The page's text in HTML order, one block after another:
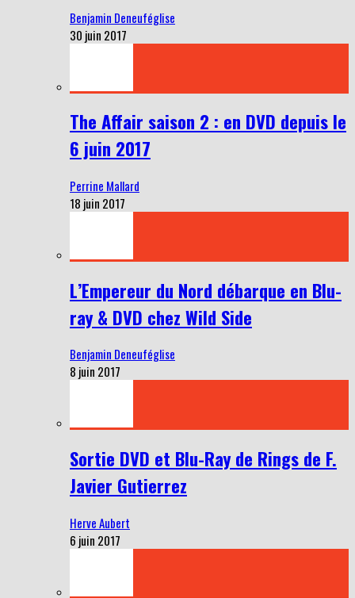
Benjamin Deneuféglise
30 juin 2017
The Affair saison 2 : en DVD depuis le
6 juin 2017
Perrine Mallard
18 juin 2017
L’Empereur du Nord débarque en Blu-
ray & DVD chez Wild Side
Benjamin Deneuféglise
8 juin 2017
Sortie DVD et Blu-Ray de Rings de F.
Javier Gutierrez
Herve Aubert
6 juin 2017